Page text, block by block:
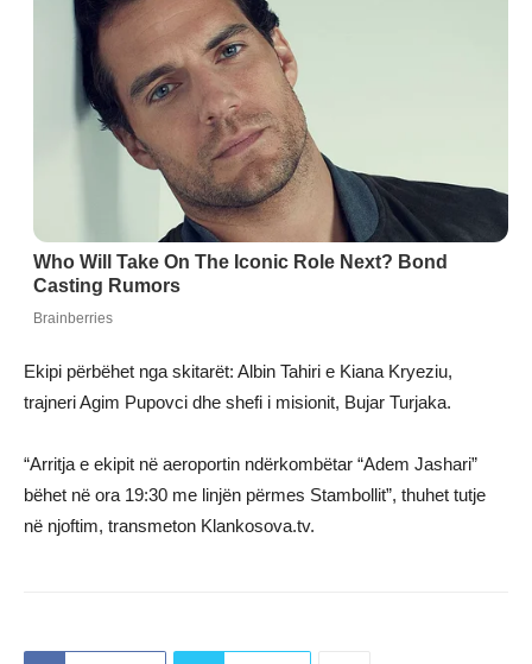
Ekipi përbëhet nga skitarët: Albin Tahiri e Kiana Kryeziu,
trajneri Agim Pupovci dhe shefi i misionit, Bujar Turjaka.
“Arritja e ekipit në aeroportin ndërkombëtar “Adem Jashari”
bëhet në ora 19:30 me linjën përmes Stambollit”, thuhet tutje
në njoftim, transmeton Klankosova.tv.